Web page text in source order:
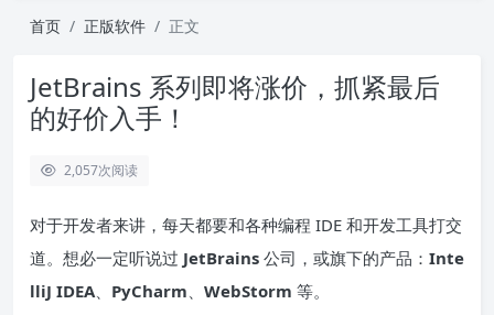
阿里云服务器396元4年，2C2G服务器
首页 正版软件 正文
JetBrains 系列即将涨价，抓紧最后
的好价入手！
2,057次阅读
对于开发者来讲，每天都要和各种编程 IDE 和开发工具打交
道。想必一定听说过 JetBrains 公司，或旗下的产品： Inte
lliJ IDEA、 PyCharm、 WebStorm 等。